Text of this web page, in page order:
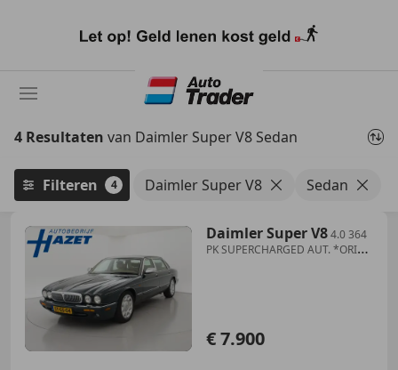
naar
4 Resultaten van Daimler Super V8 Sedan
Filteren 4 Daimler Super V8 Sedan
Daimler Super V84.0 364
PK SUPERCHARGED AUT. *ORIG.
€ 7.900